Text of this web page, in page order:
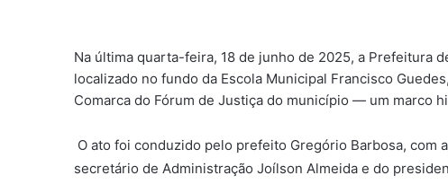
Na última quarta-feira, 18 de junho de 2025, a Prefeitura
localizado no fundo da Escola Municipal Francisco
Comarca do Fórum de Justiça do município — um marco
O ato foi conduzido pelo prefeito Gregório Barbosa,
secretário de Administração Joílson Almeida e do